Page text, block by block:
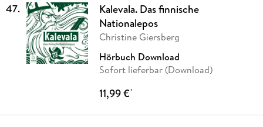
47.
Kalevala. Das finnische
Nationalepos
Christine Giersberg
Hörbuch Download
Sofort lieferbar (Download)
11,99 €*